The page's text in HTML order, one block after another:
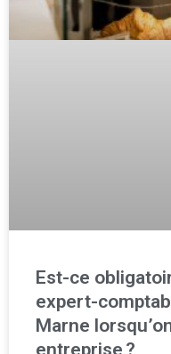
Est-ce
expert-
Marne
entreprise ?